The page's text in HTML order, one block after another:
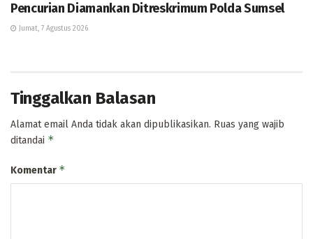
Pencurian Diamankan Ditreskrimum Polda Sumsel
Jumat, 7 Agustus 2026
Tinggalkan Balasan
Alamat email Anda tidak akan dipublikasikan. Ruas yang wajib
ditandai *
Komentar *